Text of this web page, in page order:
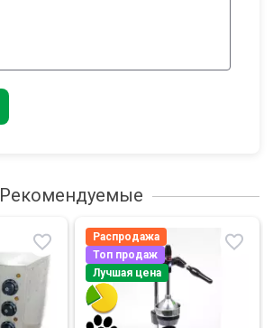
Рекомендуемые
Распродажа
Топ продаж
Лучшая цена